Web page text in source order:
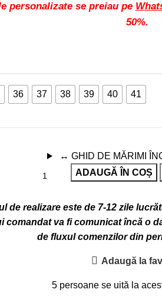
personalizate se preiau pe
50%.
36 37 38 39 40
41
↔ GHID DE MĂRIMI
ADAUGĂ ÎN COȘ
de realizare este de 7-12 zile
comandat va fi comunicat încă o
de fluxul comenzilor din
Adaugă la
5 persoane se uită la